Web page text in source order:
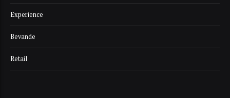
Experience
Bevande
Retail